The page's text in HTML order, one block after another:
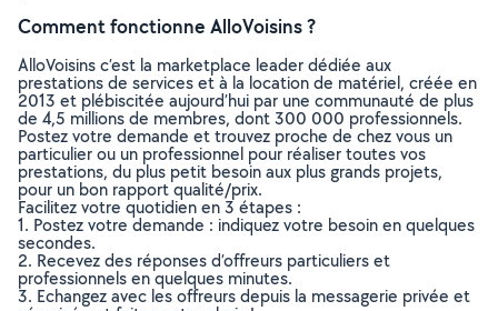
Comment fonctionne AlloVoisins ?
AlloVoisins c’est la marketplace leader dédiée aux
prestations de services et à la location de matériel, créée en
2013 et plébiscitée aujourd’hui par une communauté de plus
de 4,5 millions de membres, dont 300 000 professionnels.
Postez votre demande et trouvez proche de chez vous un
particulier ou un professionnel pour réaliser toutes vos
prestations, du plus petit besoin aux plus grands projets,
pour un bon rapport qualité/prix.
Facilitez votre quotidien en 3 étapes :
1. Postez votre demande : indiquez votre besoin en quelques
secondes.
2. Recevez des réponses d’offreurs particuliers et
professionnels en quelques minutes.
3. Echangez avec les offreurs depuis la messagerie privée et